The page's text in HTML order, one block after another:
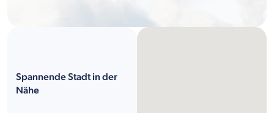
Spannende Stadt in der
Nähe